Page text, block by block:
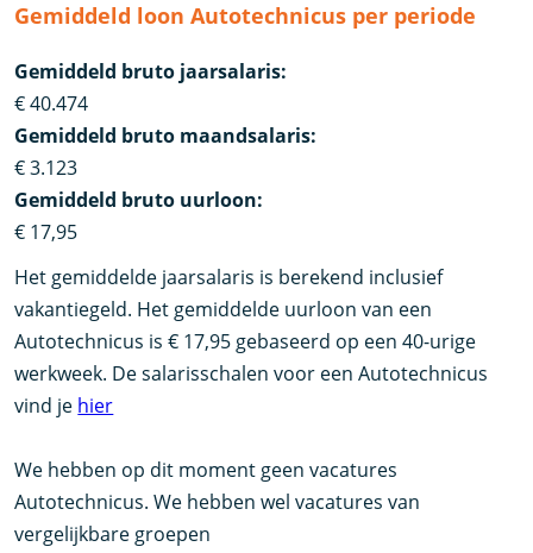
Gemiddeld loon Autotechnicus per periode
Gemiddeld bruto jaarsalaris:
€ 40.474
Gemiddeld bruto maandsalaris:
€ 3.123
Gemiddeld bruto uurloon:
€ 17,95
Het gemiddelde jaarsalaris is berekend inclusief
vakantiegeld. Het gemiddelde uurloon van een
Autotechnicus is € 17,95 gebaseerd op een 40-urige
werkweek. De salarisschalen voor een Autotechnicus
vind je hier
We hebben op dit moment geen vacatures
Autotechnicus. We hebben wel vacatures van
vergelijkbare groepen